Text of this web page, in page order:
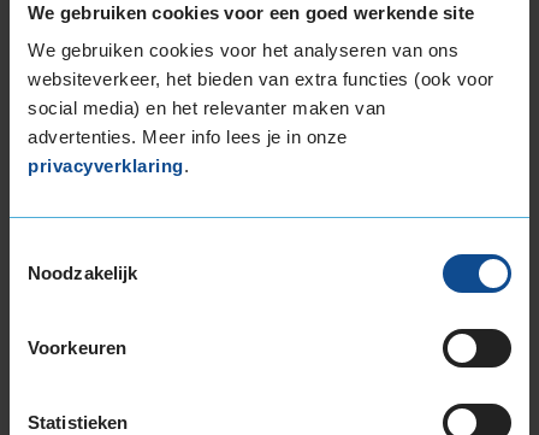
We gebruiken cookies voor een goed werkende site
We gebruiken cookies voor het analyseren van ons
websiteverkeer, het bieden van extra functies (ook voor
social media) en het relevanter maken van
advertenties. Meer info lees je in onze
privacyverklaring.
Noodzakelijk
Voorkeuren
Statistieken
Alternatief voor deze band
A-merk alternatief
Bridgestone TURANZA 6
Zomerband 235/55 R17 103Y
Extra Load
70dB
€ 180,00